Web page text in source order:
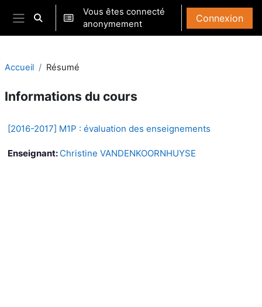
Passer au contenu principal
Panneau latéral
Activer/désactiver la saisie de recherche
Vous êtes connecté
anonymement
Connexion
Accueil Résumé
Informations du cours
[2016-2017] M1P : évaluation des enseignements
Enseignant: Christine VANDENKOORNHUYSE